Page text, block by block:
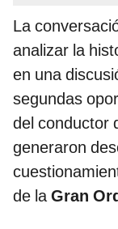
La
analizar la
en una
segundas
del conductor
generaron
de laGran